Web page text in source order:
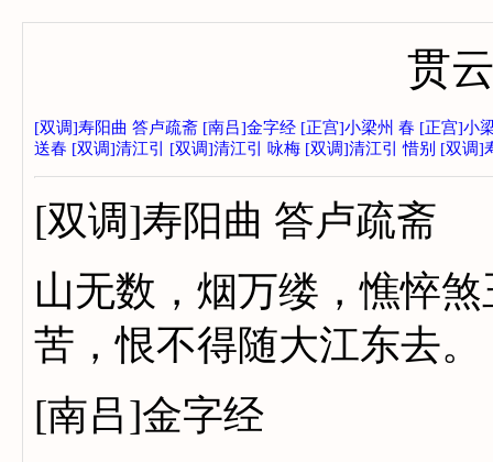
贯
[双调]寿阳曲 答卢疏斋 [南吕]金字经 [正宫]小梁州 春 [正宫]小
送春 [双调]清江引 [双调]清江引 咏梅 [双调]清江引 惜别 [双调]
[双调]寿阳曲 答卢疏斋
山无数，烟万缕，憔悴
苦，恨不得随大江东去。
[南吕]金字经